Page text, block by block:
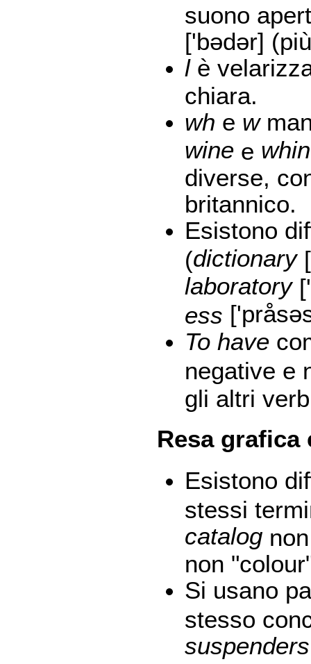
suono
['bədər]
lè
chiara.
wh e w
wine e
diverse,
britannico.
Esistono
(dictionary
laboratory
ess
To have
negative e
gli altri
Resa grafica
Esistono
stessi
catalog
non
Si usano
stesso
suspenders